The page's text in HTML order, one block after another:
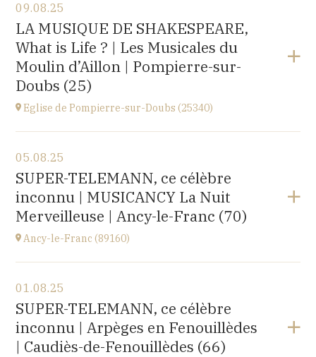
Église Saint-Michel,
2 rue Saint-Jacques, Saint-Wandrille-Rançon
(76490)
à 17H
Acheter vos billets
09.08.25
LA MUSIQUE DE SHAKESPEARE,
What is Life ? | Les Musicales du
Moulin d’Aillon | Pompierre-sur-
Doubs (25)
Eglise de Pompierre-sur-Doubs (25340)
Eglise de Pompierre-sur-Doubs (25340)
3 chemin de l'église
à20H00
05.08.25
SUPER-TELEMANN, ce célèbre
inconnu | MUSICANCY La Nuit
Merveilleuse | Ancy-le-Franc (70)
Ancy-le-Franc (89160)
Ancy-le-Franc (89160)
Le Château d’Ancy-le-Franc, 18 Place Clermont-
Tonnerre, 89160 Ancy-le-Franc
à 20H00
01.08.25
SUPER-TELEMANN, ce célèbre
inconnu | Arpèges en Fenouillèdes
| Caudiès-de-Fenouillèdes (66)